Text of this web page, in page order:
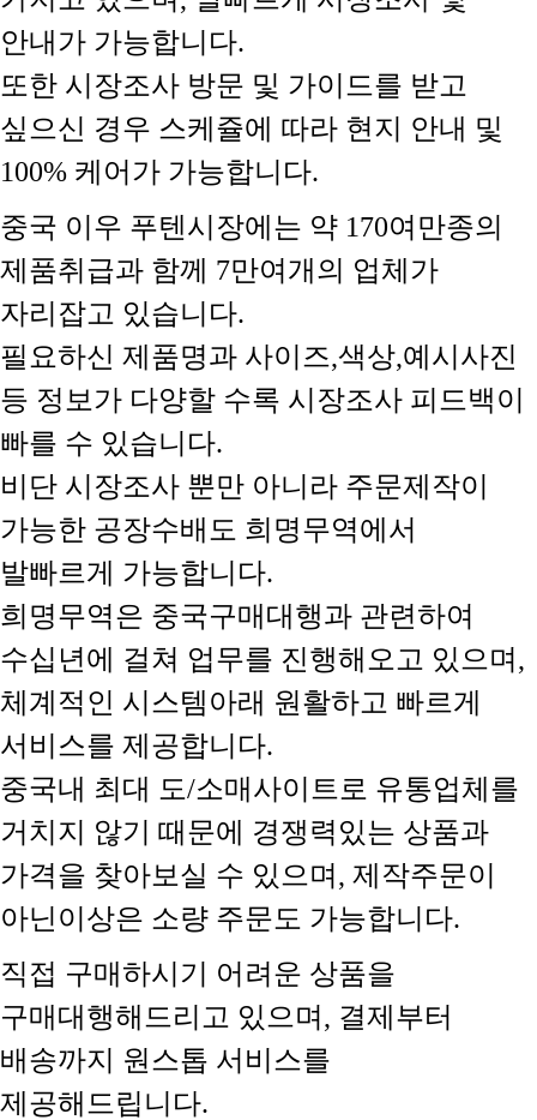
안내가 가능합니다.
또한 시장조사 방문 및 가이드를 받고
싶으신 경우 스케쥴에 따라 현지 안내 및
100% 케어가 가능합니다.
중국 이우 푸텐시장에는 약 170여만종의
제품취급과 함께 7만여개의 업체가
자리잡고 있습니다.
필요하신 제품명과 사이즈,색상,예시사진
등 정보가 다양할 수록 시장조사 피드백이
빠를 수 있습니다.
비단 시장조사 뿐만 아니라 주문제작이
가능한 공장수배도 희명무역에서
발빠르게 가능합니다.
희명무역은 중국구매대행과 관련하여
수십년에 걸쳐 업무를 진행해오고 있으며,
체계적인 시스템아래 원활하고 빠르게
서비스를 제공합니다.
중국내 최대 도/소매사이트로 유통업체를
거치지 않기 때문에 경쟁력있는 상품과
가격을 찾아보실 수 있으며, 제작주문이
아닌이상은 소량 주문도 가능합니다.
직접 구매하시기 어려운 상품을
구매대행해드리고 있으며, 결제부터
배송까지 원스톱 서비스를
제공해드립니다.